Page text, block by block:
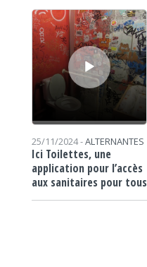
Lecteur audio
25/11/2024 -ALTERNANTES
Ici Toilettes, une
application pour l’accès
aux sanitaires pour tous